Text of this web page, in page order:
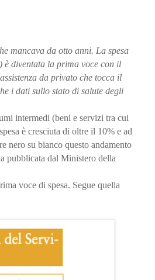
mancava da otto anni. La spesa
è diventata la prima voce con il
da privato che tocca il
i dati sullo stato di salute degli
intermedi (beni e servizi tra cui
è cresciuta di oltre il 10% e ad
nero su bianco questo andamento
pubblicata dal Ministero della
voce di spesa. Segue quella